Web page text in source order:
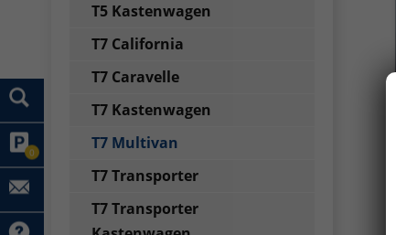
0
T5 Kastenwagen
T7 California
T7 Caravelle
T7 Kastenwagen
T7 Multivan
T7 Transporter
T7 Transporter